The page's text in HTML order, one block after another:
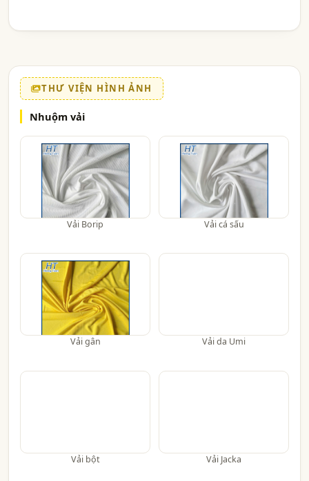
THƯ VIỆN HÌNH ẢNH
Nhuộm vải
Vải Borip Vải cá sấu
Vải gân Vải da Umi
Vải bột Vải Jacka